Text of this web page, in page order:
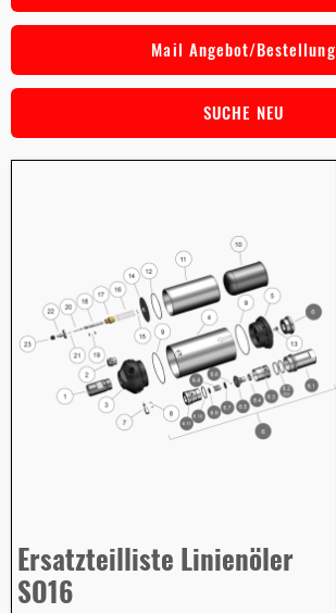
Mail Angebot/Bestellung
SUCHE NEU
Ersatzteilliste Linienöler
SO16